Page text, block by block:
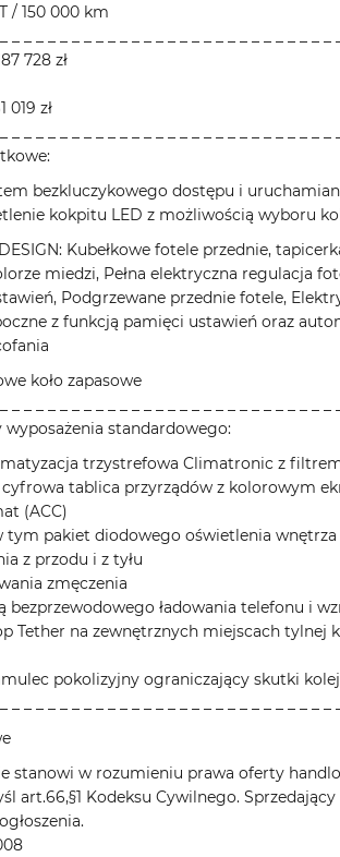
/ 150 000 km
728 zł
019 zł
bezkluczykowego dostępu i
kokpitu LED z możliwością wyboru
Kubełkowe fotele przednie,
miedzi, Pełna elektryczna regulacja
Podgrzewane przednie fotele,
z funkcją pamięci ustawień oraz
koło zapasowe
standardowego:
trzystrefowa Climatronic z
tablica przyrządów z kolorowym
(ACC)
tym pakiet diodowego oświetlenia wnętrza
z przodu i z tyłu
zmęczenia
bezprzewodowego ładowania telefonu i
Tether na zewnętrznych miejscach tylnej
pokolizyjny ograniczający skutki
stanowi w rozumieniu prawa oferty
art.66,§1 Kodeksu Cywilnego.